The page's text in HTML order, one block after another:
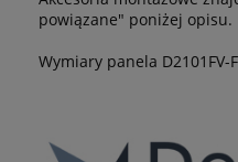
powiązane" poniżej opisu.
Wymiary panela D2101FV-